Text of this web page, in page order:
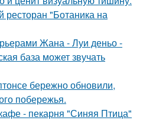
ресторан "Ботаника на
Жана - Луи деньо -
база может звучать
бережно обновили,
побережья.
- пекарня "Синяя Птица"